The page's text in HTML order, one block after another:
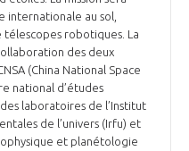
au sol,
télescopes robotiques. La
des deux
(China National Space
national d’études
laboratoires de l’Institut
de l’univers (Irfu) et
et planétologie